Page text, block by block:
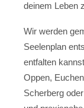
deinem Leben
Wir werden
Seelenplan
entfalten
Oppen,
Scherberg